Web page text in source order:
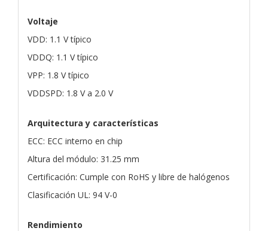
Voltaje
VDD: 1.1 V típico
VDDQ: 1.1 V típico
VPP: 1.8 V típico
VDDSPD: 1.8 V a 2.0 V
Arquitectura y características
ECC: ECC interno en chip
Altura del módulo: 31.25 mm
Certificación: Cumple con RoHS y libre de halógenos
Clasificación UL: 94 V-0
Rendimiento